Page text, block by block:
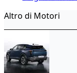
Altro di Motori